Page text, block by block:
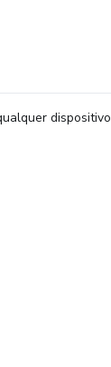
dispositivo